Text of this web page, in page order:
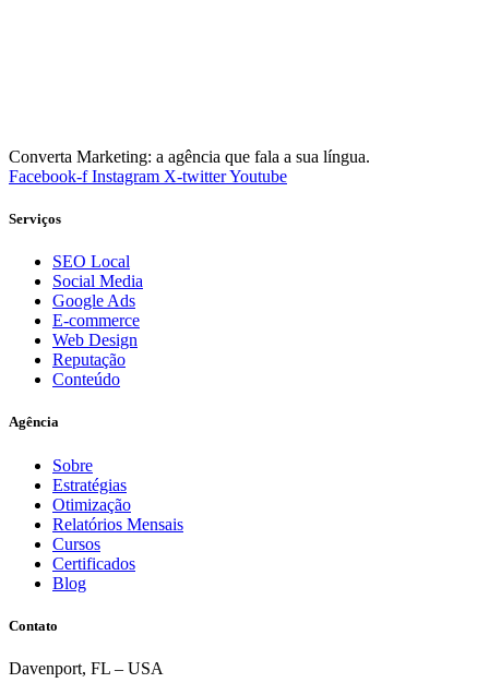
Converta Marketing: a agência que fala a sua língua.
Facebook-f Instagram X-twitterYoutube
Serviços
SEO Local
Social Media
Google Ads
E-commerce
Web Design
Reputação
Conteúdo
Agência
Sobre
Estratégias
Otimização
Relatórios Mensais
Cursos
Certificados
Blog
Contato
Davenport, FL – USA